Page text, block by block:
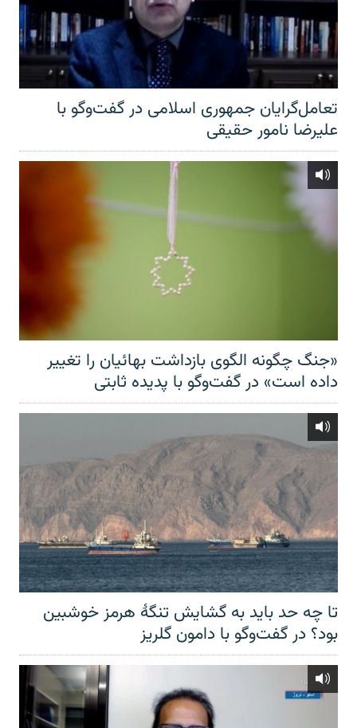
تعامل‌گرایان جمهوری اسلامی در گفت‌وگو با
علیرضا نامور حقیقی
«جنگ چگونه الگوی بازداشت بهائیان را تغییر
داده است» در گفت‌وگو با پدیده ثابتی
تا چه حد باید به گشایش تنگهٔ هرمز خوشبین
بود؟ در گفت‌وگو با دامون گلریز